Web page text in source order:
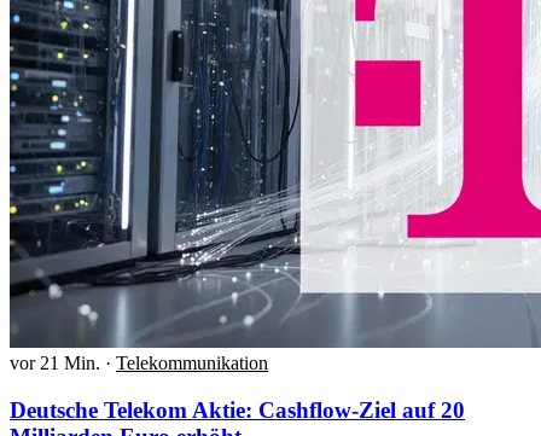
vor 21 Min. · Telekommunikation
Deutsche Telekom Aktie: Cashflow-Ziel auf 20